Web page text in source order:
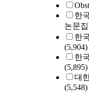
한
논문집
한
(5,904)
한
(5,895)
대
(5,548)